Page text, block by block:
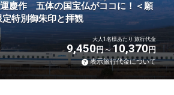
慶作 五体の国宝仏がココに！＜願
特別御朱印と拝観
大人1名様あたり 旅行代金
9,450円 10,370円
表示旅行代金について